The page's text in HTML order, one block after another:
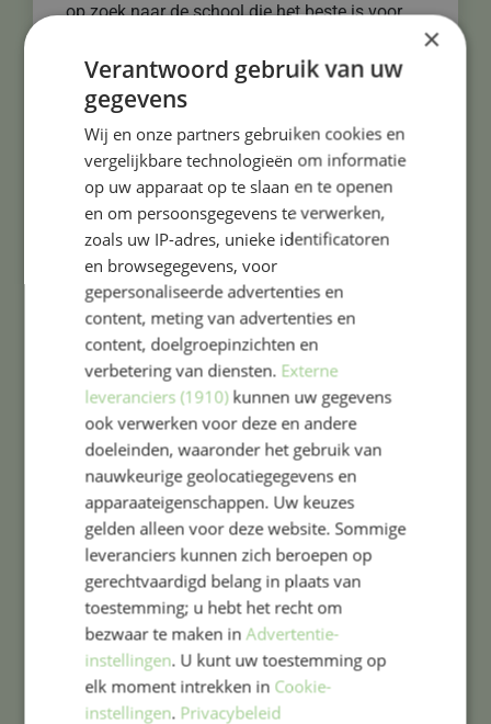
op zoek naar de school die het beste is voor
TWijs bestuurt 34 scholen in de gemeenten
Bloemendaal (met de dorpskernen
Aerdenhout, Bennebroek, Bloemendaal en
Overveen), Haarlem, Haarlemmermeer,
Heemstede en Zandvoort. Ruim 8000 kinderen
bezoeken onze scholen; dat zijn scholen voor
basisonderwijs, speciaal basisonderwijs,
speciaal en voortgezet speciaal onderwijs.
Daarnaast bestuurt TWijs de Internationale
Taalklas voor nieuwkomers en de International
School Haarlem.
Meer informatie vindt u opwww.twijs.nl
Bavo Basisschool is onderdeel van Stichting
×
Verantwoord gebruik van uw
gegevens
Wij en onze partners gebruiken cookies en
vergelijkbare technologieën om informatie
op uw apparaat op te slaan en te openen
en om persoonsgegevens te verwerken,
zoals uw IP-adres, unieke identificatoren
en browsegegevens, voor
gepersonaliseerde advertenties en
content, meting van advertenties en
content, doelgroepinzichten en
verbetering van diensten. Externe
leveranciers (1910)kunnen uw gegevens
ook verwerken voor deze en andere
doeleinden, waaronder het gebruik van
nauwkeurige geolocatiegegevens en
apparaateigenschappen. Uw keuzes
gelden alleen voor deze website. Sommige
leveranciers kunnen zich beroepen op
gerechtvaardigd belang in plaats van
toestemming; u hebt het recht om
bezwaar te maken inAdvertentie-
instellingen. U kunt uw toestemming op
elk moment intrekken in Cookie-
instellingen. Privacybeleid